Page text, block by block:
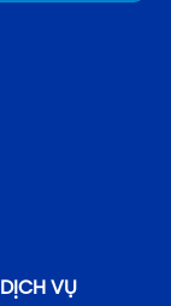
DỊCH VỤ